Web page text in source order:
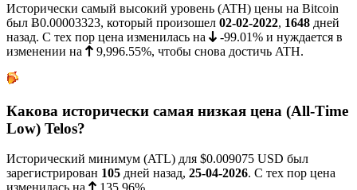
Исторически самый высокий уровень (ATH) цены на Bitcoin
был Ƀ0.00003323, который произошел 02-02-2022, 1648 дней
назад. С тех пор цена изменилась на
-99.01% и нуждается в
изменении на
9,996.55%, чтобы снова достичь ATH.
Какова исторически самая низкая цена (All-Time
Low) Telos?
Исторический минимум (ATL) для $0.009075 USD был
зарегистрирован 105 дней назад, 25-04-2026. С тех пор цена